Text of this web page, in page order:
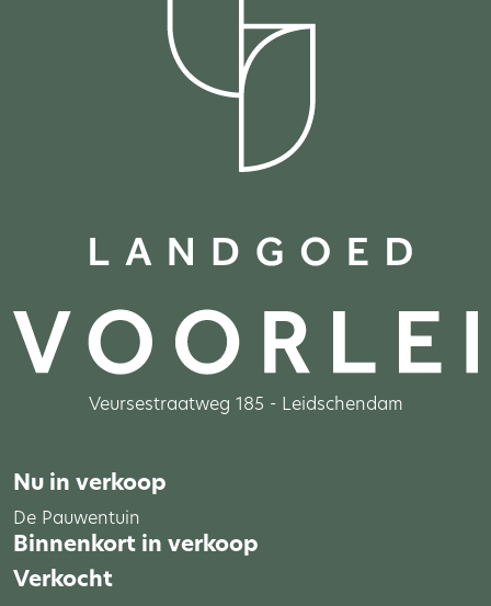
Veursestraatweg 185 - Leidschendam
Nu in verkoop
De Pauwentuin
Binnenkort in verkoop
Verkocht